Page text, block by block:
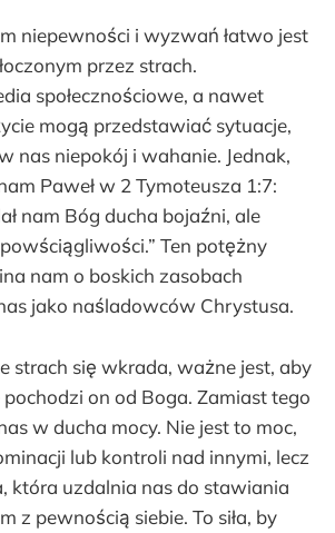
niepewności i wyzwań łatwo jest
przez strach.
społecznościowe, a nawet
mogą przedstawiać sytuacje,
nas niepokój i wahanie. Jednak,
Paweł w 2 Tymoteusza 1:7:
nam Bóg ducha bojaźni, ale
powściągliwości.” Ten potężny
nam o boskich zasobach
jako naśladowców Chrystusa.
strach się wkrada, ważne jest, aby
on od Boga. Zamiast tego
w ducha mocy. Nie jest to moc,
lub kontroli nad innymi, lecz
która uzdalnia nas do stawiania
z pewnością siebie. To siła, by